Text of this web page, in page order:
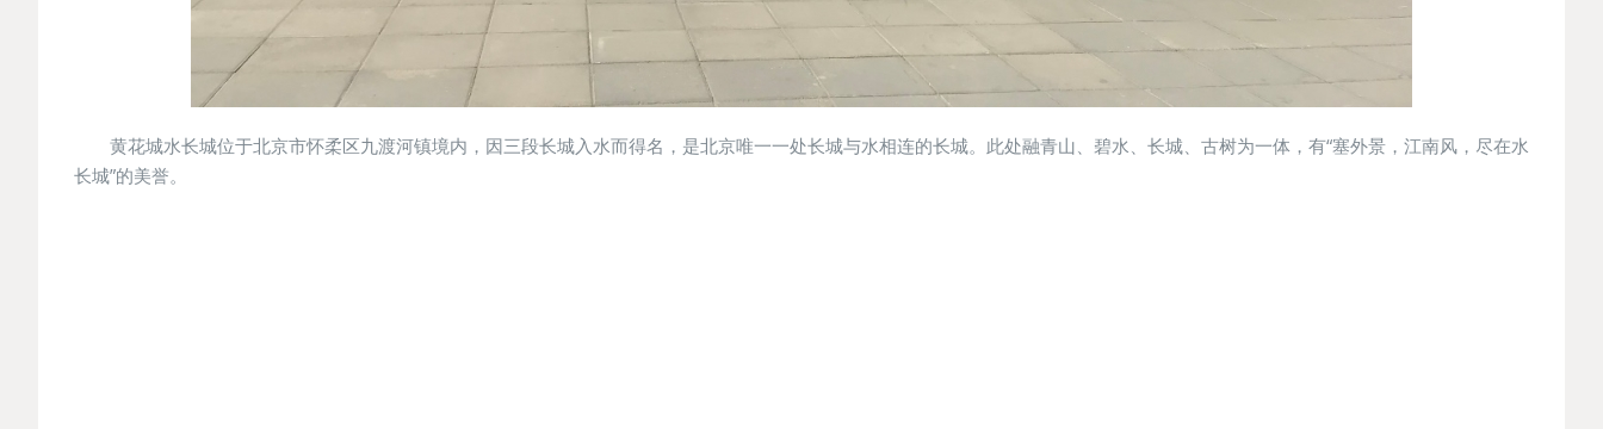
黄花城水长城位于北京市怀柔区九渡河镇境内，因三段长城入水而得名，是北京唯一一处长城与水相连的长城。此处融青山、碧水、长城、古树为一体，有“塞外景，江南风，尽在水
长城”的美誉。